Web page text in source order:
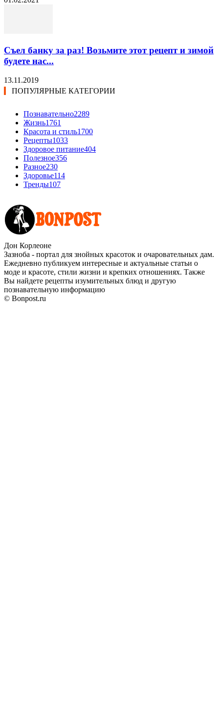
Съел банку за раз! Возьмите этот рецепт и зимой
будете нас...
13.11.2019
ПОПУЛЯРНЫЕ КАТЕГОРИИ
Познавательно2289
Жизнь1761
Красота и стиль1700
Рецепты1033
Здоровое питание404
Полезное356
Разное230
Здоровье114
Тренды107
Дон Корлеоне
Зазноба - портал для знойных красоток и очаровательных дам.
Ежедневно публикуем интересные и актуальные статьи о
моде и красоте, стили жизни и крепких отношениях. Также
Вы найдете рецепты изумительных блюд и другую
познавательную информацию
© Bonpost.ru